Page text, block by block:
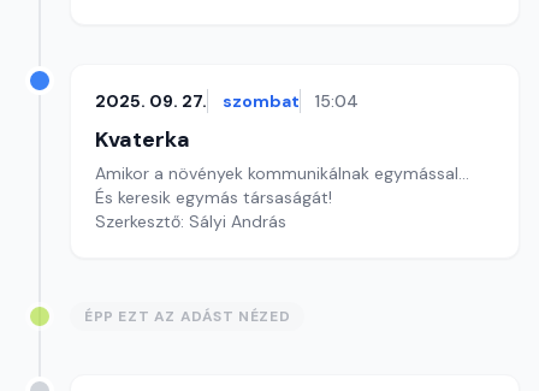
2025. 09. 27. szombat 15:04
Kvaterka
Amikor a növények kommunikálnak egymással...
És keresik egymás társaságát!
Szerkesztő: Sályi András
ÉPP EZT AZ ADÁST NÉZED